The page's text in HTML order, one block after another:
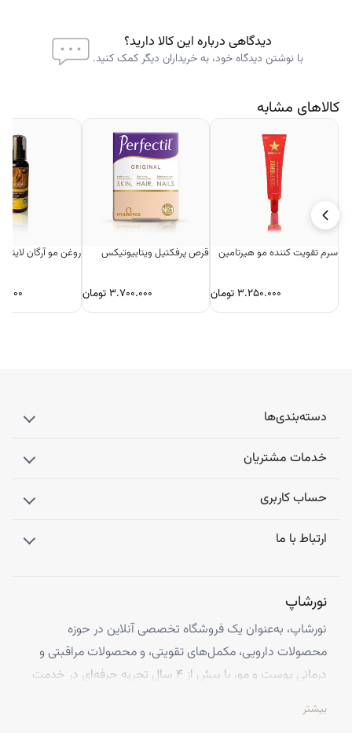
دیدگاهی درباره این کالا دارید؟
با نوشتن دیدگاه خود، به خریداران دیگر کمک کنید.
کالاهای مشابه
سرم تقویت کننده مو هیرتامین
۳.۲۵۰.۰۰۰ تومان
قرص پرفکتیل ویتابیوتیکس
۳.۷۰۰.۰۰۰تومان
روغن مو آرگان
دسته‌بندی‌ها
خدمات مشتریان
حساب کاربری
ارتباط با ما
نورشاپ
نورشاپ، به‌عنوان یک فروشگاه تخصصی آنلاین در حوزه
محصولات دارویی، مکمل‌های تقویتی، و محصولات مراقبتی و
درمانی پوست و مو، با بیش از ۴ سال تجربه حرفه‌ای در خدمت
برندهای اروپایی تهیه کرده و اصالت کالاها را با ضمانت کامل
بیشتر